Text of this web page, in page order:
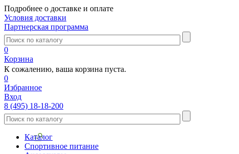
Подробнее о доставке и оплате
Условия доставки
Партнерская программа
0
Корзина
К сожалению, ваша корзина пуста.
0
Избранное
Вход
8 (495) 18-18-200
Каталог
Спортивное питание